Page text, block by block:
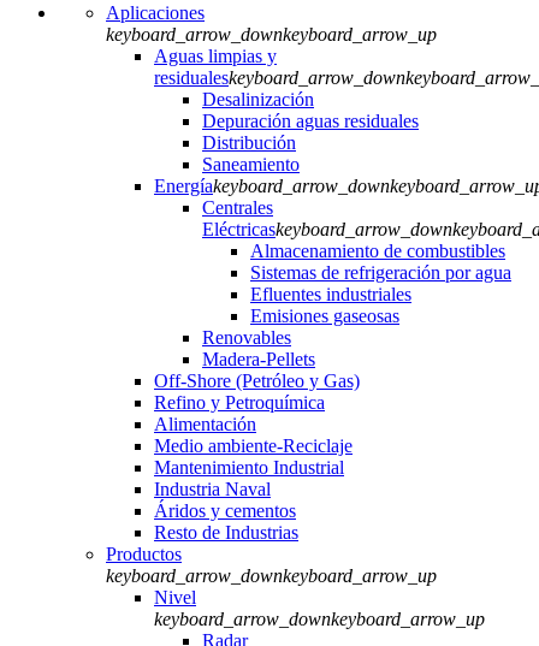
Aplicaciones
keyboard_arrow_downkeyboard_arrow_up
Aguas limpias y
residualeskeyboard_arrow_down
Desalinización
Depuración aguas residuales
Distribución
Saneamiento
Energíakeyboard_arrow_down
Centrales
Eléctricaskeyboard_arrow_down
Almacenamiento de combustibles
Sistemas de refrigeración por agua
Efluentes industriales
Emisiones gaseosas
Renovables
Madera-Pellets
Off-Shore (Petróleo y Gas)
Refino y Petroquímica
Alimentación
Medio ambiente-Reciclaje
Mantenimiento Industrial
Industria Naval
Áridos y cementos
Resto de Industrias
Productos
keyboard_arrow_downkeyboard_arrow_up
Nivel
keyboard_arrow_downkeyboard_arrow_up
Radar